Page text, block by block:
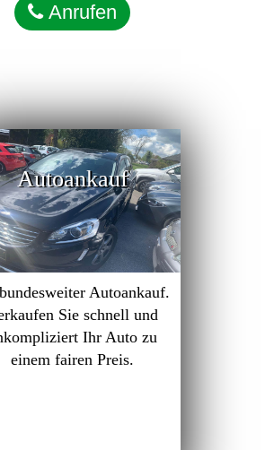
Anrufen
Autoankauf
Autoankauf.
Sie schnell und
Ihr Auto zu
einem fairen Preis.